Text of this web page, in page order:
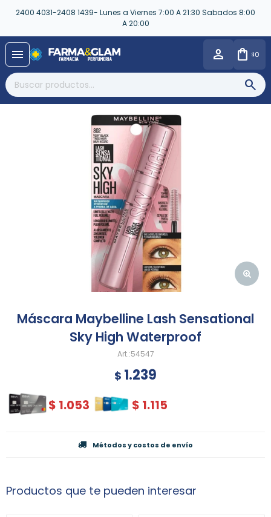
2400 4031-2408 1439- Lunes a Viernes 7:00 A 21:30 Sabados 8:00
A 20:00
menu $0
Máscara Maybelline Lash Sensational
Sky High Waterproof
54547
$ 1.239
$ 1.053 $ 1.115
Métodos y costos de envío
Productos que te pueden interesar